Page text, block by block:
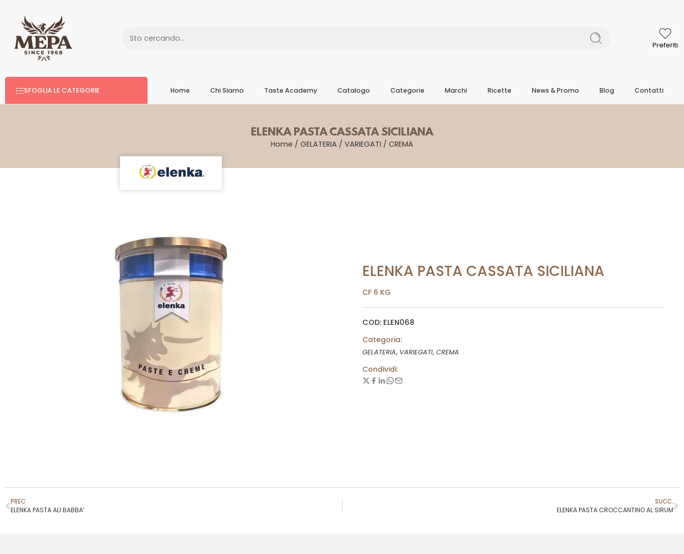
Preferiti
SFOGLIA LE CATEGORIE Home Chi Siamo Taste Academy Catalogo Categorie Marchi Ricette News & Promo Blog Contatti
ELENKA PASTA CASSATA SICILIANA
Home / GELATERIA / VARIEGATI / CREMA
ELENKA PASTA CASSATA SICILIANA
CF 6 KG
COD: ELEN068
Categoria:
GELATERIA, VARIEGATI, CREMA
Condividi:
PREC
ELENKA PASTA ALI BABBA’
SUCC.
ELENKA PASTA CROCCANTINO AL SIRUM